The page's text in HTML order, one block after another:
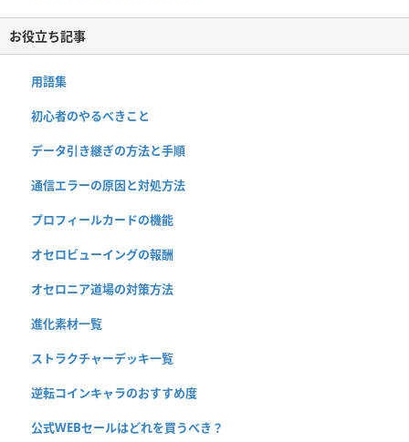
お役立ち記事
用語集
初心者のやるべきこと
データ引き継ぎの方法と手順
通信エラーの原因と対処方法
プロフィールカードの機能
オセロビューイングの報酬
オセロニア道場の対策方法
進化素材一覧
ストラクチャーデッキ一覧
逆転コインキャラのおすすめ度
公式WEBセールはどれを買うべき？